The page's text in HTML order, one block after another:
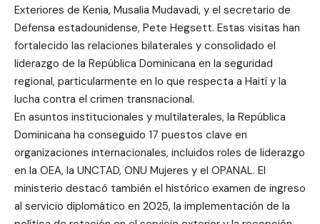
Exteriores de Kenia, Musalia Mudavadi, y el secretario de
Defensa estadounidense, Pete Hegsett. Estas visitas han
fortalecido las relaciones bilaterales y consolidado el
liderazgo de la República Dominicana en la seguridad
regional, particularmente en lo que respecta a Haití y la
lucha contra el crimen transnacional.
En asuntos institucionales y multilaterales, la República
Dominicana ha conseguido 17 puestos clave en
organizaciones internacionales, incluidos roles de liderazgo
en la OEA, la UNCTAD, ONU Mujeres y el OPANAL. El
ministerio destacó también el histórico examen de ingreso
al servicio diplomático en 2025, la implementación de la